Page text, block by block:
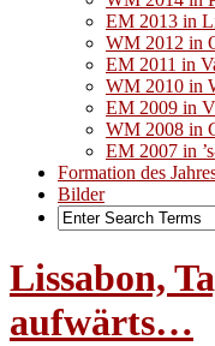
EM 2013 in
WM 2012 in
EM 2011 in
WM 2010 in
EM 2009 in
WM 2008 in
EM 2007 in
Formation des
Bilder
Lissabon,
aufwärts…